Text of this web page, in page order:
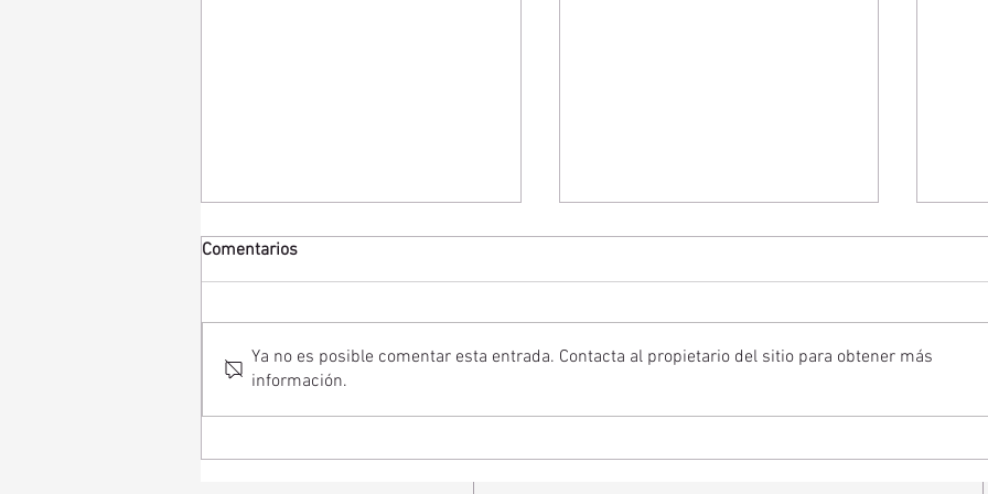
Convivir con un familiar con
para mejorar la calidad de vida.
Entendiendo el proceso de la
de
Comentarios
Ya no es posible comentar esta entrada. Contacta al propietario del sitio para obtener más
información.